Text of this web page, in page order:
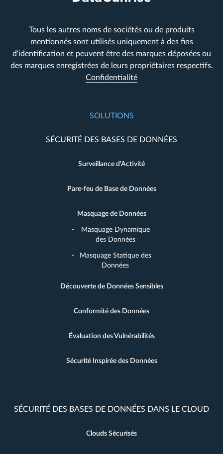
Tous les autres noms de sociétés ou de produits
mentionnés sont utilisés uniquement à des fins
d'identification et peuvent être des marques déposées ou
des marques enregistrées de leurs propriétaires respectifs.
Confidentialité
SOLUTIONS
SÉCURITÉ DES BASES DE DONNÉES
Surveillance d'Activité
Pare-feu de Base de Données
Masquage de Données
Masquage Dynamique
des Données
Masquage Statique des
Données
Découverte de Données Sensibles
Conformité des Données
Évaluation des Vulnérabilités
Sécurité Inspirée des Données
SÉCURITÉ DES BASES DE DONNÉES DANS LE CLOUD
Clouds Sécurisés